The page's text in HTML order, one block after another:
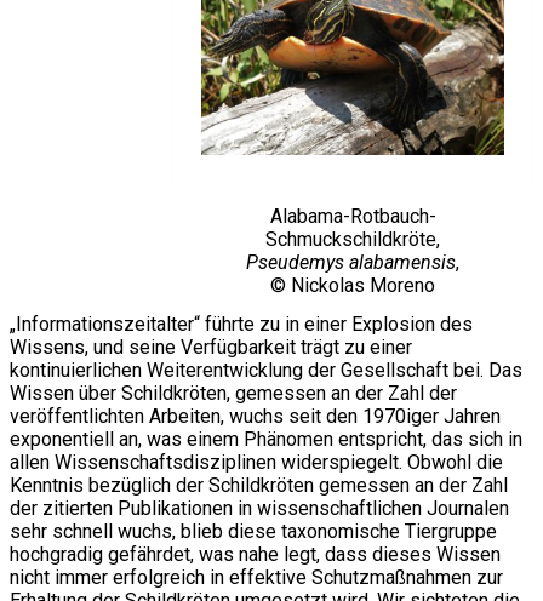
Alabama-Rotbauch-
Schmuckschildkröte,
Pseudemys alabamensis,
© Nickolas Moreno
„Informationszeitalter“ führte zu in einer Explosion des
Wissens, und seine Verfügbarkeit trägt zu einer
kontinuierlichen Weiterentwicklung der Gesellschaft bei. Das
Wissen über Schildkröten, gemessen an der Zahl der
veröffentlichten Arbeiten, wuchs seit den 1970iger Jahren
exponentiell an, was einem Phänomen entspricht, das sich in
allen Wissenschaftsdisziplinen widerspiegelt. Obwohl die
Kenntnis bezüglich der Schildkröten gemessen an der Zahl
der zitierten Publikationen in wissenschaftlichen Journalen
sehr schnell wuchs, blieb diese taxonomische Tiergruppe
hochgradig gefährdet, was nahe legt, dass dieses Wissen
nicht immer erfolgreich in effektive Schutzmaßnahmen zur